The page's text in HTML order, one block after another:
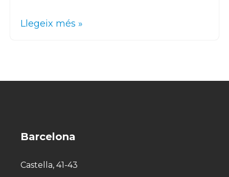
Llegeix més »
Barcelona
Castella, 41-43